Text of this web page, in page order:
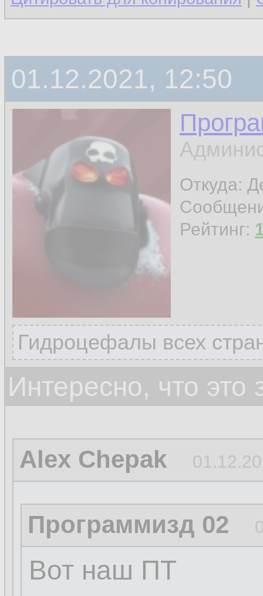
01.12.2021, 12:50
Откуда:
Рейтинг:
Гидроцефалы всех
Интересно, что
Alex Chepak
Программизд 02
Вот наш ПТ